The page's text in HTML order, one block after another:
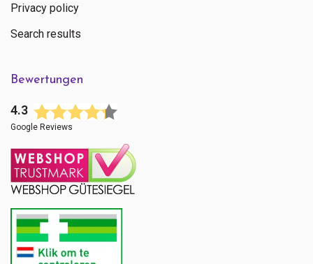
Privacy policy
Search results
Bewertungen
4.3
Google Reviews